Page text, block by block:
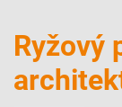
Ryžový